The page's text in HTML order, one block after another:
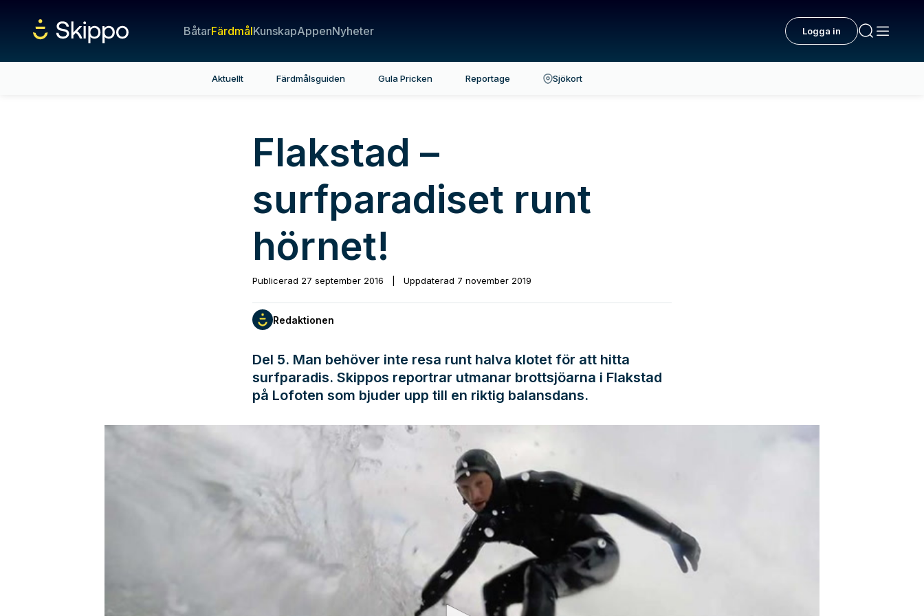
BåtarFärdmålKunskapAppenNyheter Logga in
Aktuellt Färdmålsguiden Gula Pricken Reportage Sjökort
Flakstad –
surfparadiset runt
hörnet!
Publicerad 27 september 2016 Uppdaterad 7 november 2019
Redaktionen
Del 5. Man behöver inte resa runt halva klotet för att hitta
surfparadis. Skippos reportrar utmanar brottsjöarna i Flakstad
på Lofoten som bjuder upp till en riktig balansdans.